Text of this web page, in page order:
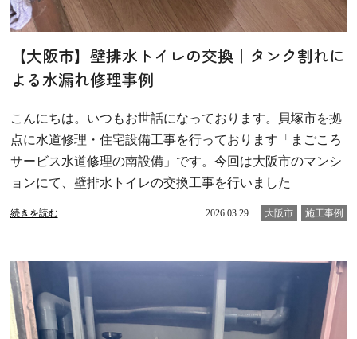
【大阪市】壁排水トイレの交換｜タンク割れに
よる水漏れ修理事例
こんにちは。いつもお世話になっております。貝塚市を拠
点に水道修理・住宅設備工事を行っております「まごころ
サービス水道修理の南設備」です。今回は大阪市のマンシ
ョンにて、壁排水トイレの交換工事を行いました
続きを読む 2026.03.29 大阪市 施工事例